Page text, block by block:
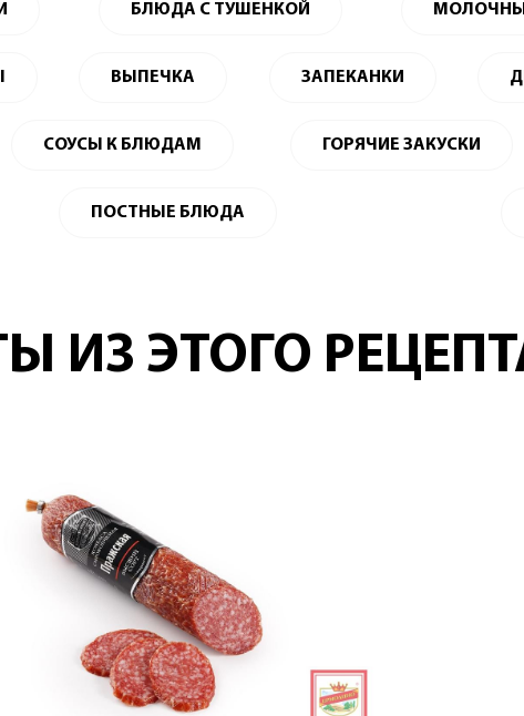
БЛЮДА С ТУШЕНКОЙ
ВЫПЕЧКА ЗАПЕКАНКИ
СОУСЫ К БЛЮДАМ ГОРЯЧИЕ ЗАКУСКИ
ПОСТНЫЕ БЛЮДА
ИЗ ЭТОГО